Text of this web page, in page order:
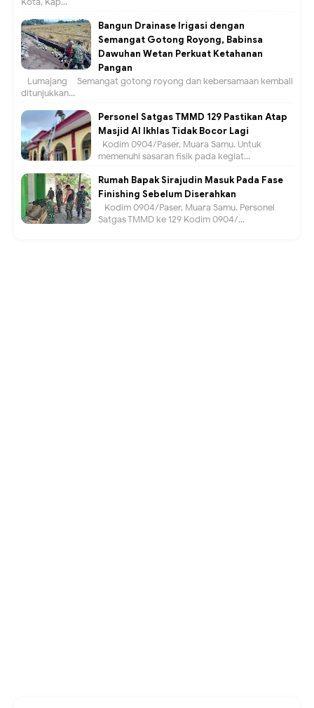
Bangun Drainase Irigasi dengan
Semangat Gotong Royong, Babinsa
Dawuhan Wetan Perkuat Ketahanan
Pangan
Lumajang – Semangat gotong royong dan kebersamaan kembali
ditunjukkan...
Personel Satgas TMMD 129 Pastikan Atap
Masjid Al Ikhlas Tidak Bocor Lagi
Kodim 0904/Paser, Muara Samu. Untuk
memenuhi sasaran fisik pada kegiat...
Rumah Bapak Sirajudin Masuk Pada Fase
Finishing Sebelum Diserahkan
Kodim 0904/Paser, Muara Samu. Personel
Satgas TMMD ke 129 Kodim 0904/...